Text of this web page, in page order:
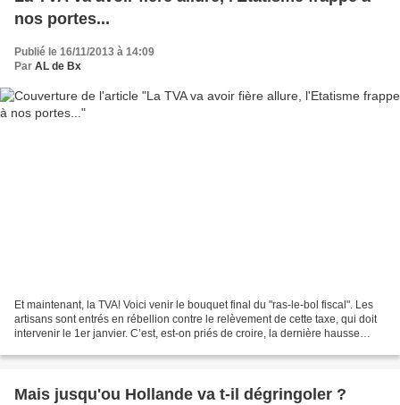
nos portes...
Publié le 16/11/2013 à 14:09
Par AL de Bx
Et maintenant, la TVA! Voici venir le bouquet final du "ras-le-bol fiscal". Les
artisans sont entrés en rébellion contre le relèvement de cette taxe, qui doit
intervenir le 1er janvier. C’est, est-on priés de croire, la dernière hausse
Mais jusqu'ou Hollande va t-il dégringoler ?